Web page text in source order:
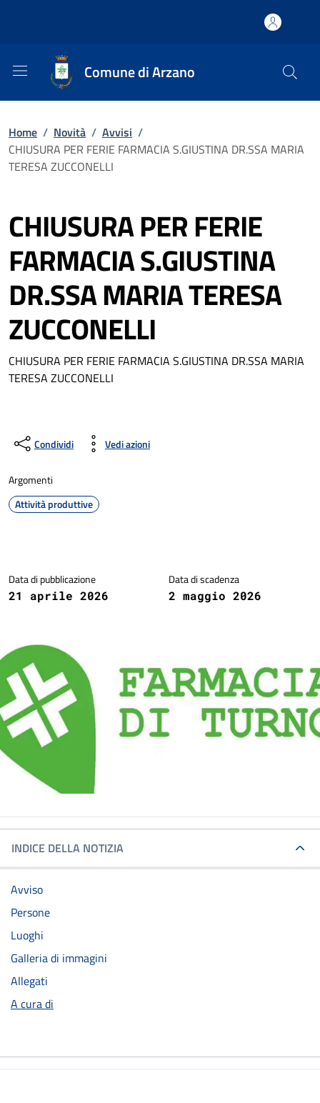
Comune di Arzano
Home / Novità / Avvisi /
CHIUSURA PER FERIE FARMACIA S.GIUSTINA DR.SSA MARIA
TERESA ZUCCONELLI
CHIUSURA PER FERIE
FARMACIA S.GIUSTINA
DR.SSA MARIA TERESA
ZUCCONELLI
CHIUSURA PER FERIE FARMACIA S.GIUSTINA DR.SSA MARIA
TERESA ZUCCONELLI
Condividi Vedi azioni
Argomenti
Attività produttive
Data di pubblicazione
21 aprile 2026
Data di scadenza
2 maggio 2026
INDICE DELLA NOTIZIA
Avviso
Persone
Luoghi
Galleria di immagini
Allegati
A cura di